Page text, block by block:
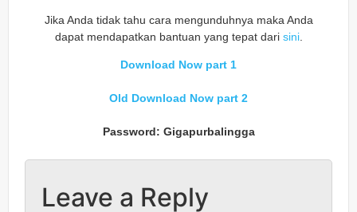
Jika Anda tidak tahu cara mengunduhnya maka Anda
dapat mendapatkan bantuan yang tepat dari sini.
Download Now part 1
Old Download Now part 2
Password: Gigapurbalingga
Leave a Reply